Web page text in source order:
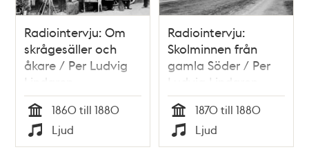
Radiointervju: Om
skrågesäller och
åkare / Per Ludvig
Lindgren
Tid
1860 till 1880
Typ
Ljud
Radiointervju:
Skolminnen från
gamla Söder / Per
Ludvig Lindgren
Tid
1870 till 1880
Typ
Ljud